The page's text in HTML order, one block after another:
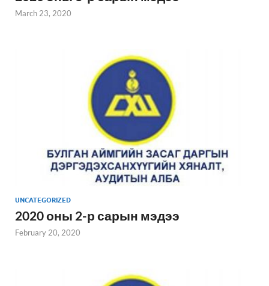
March 23, 2020
UNCATEGORIZED
2020 оны 2-р сарын мэдээ
February 20, 2020